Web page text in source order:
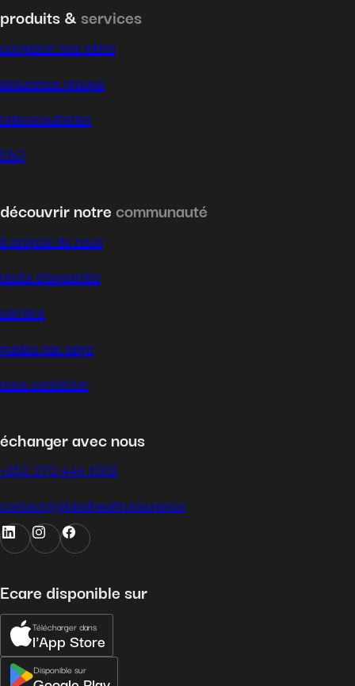
produits & services
comparer nos plans
assurance groupe
téléconsultation
FAQ
découvrir notrecommunauté
à propos de nous
récits d’expatriés
carrière
guides par pays
nous contacter
échanger avec nous
+352 270 444 1002
contact@globalhealth.insurance
Ecare disponible sur
Télécharger dans
l'App Store
Disponible sur